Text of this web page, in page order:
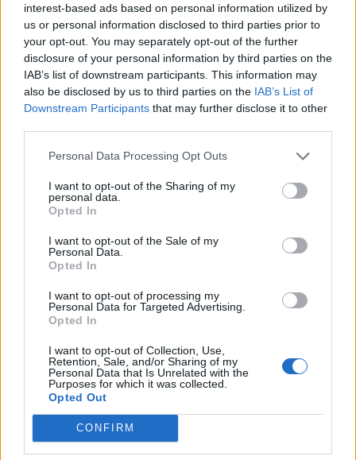
interest-based ads based on personal information utilized by
us or personal information disclosed to third parties prior to
your opt-out. You may separately opt-out of the further
disclosure of your personal information by third parties on the
IAB’s list of downstream participants. This information may
also be disclosed by us to third parties on the IAB’s List of
Downstream Participants that may further disclose it to other
Personal Data Processing Opt Outs
I want to opt-out of the Sharing of my
personal data.
Opted In
I want to opt-out of the Sale of my
Personal Data.
Opted In
I want to opt-out of processing my
Personal Data for Targeted Advertising.
Opted In
I want to opt-out of Collection, Use,
Retention, Sale, and/or Sharing of my
Personal Data that Is Unrelated with the
Purposes for which it was collected.
Opted Out
CONFIRM